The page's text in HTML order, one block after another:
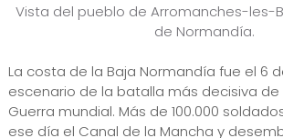
Vista del pueblo de Arromanches-les-
de Normandía.
La costa de la Baja Normandía fue el 6
escenario de la batalla más decisiva de
Guerra mundial. Más de 100.000
ese día el Canal de la Mancha y